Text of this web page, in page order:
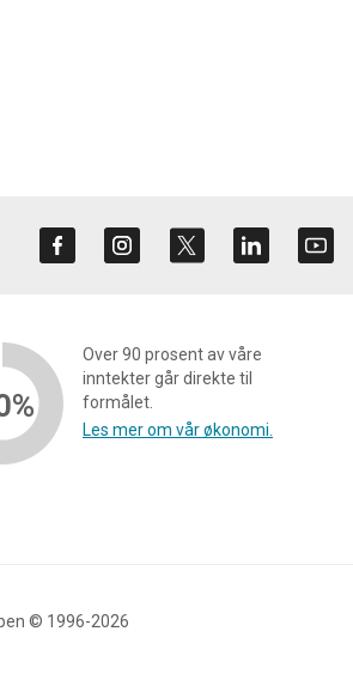
Over 90 prosent av våre
inntekter går direkte til
formålet.
Les mer om vår økonomi.
© 1996-2026